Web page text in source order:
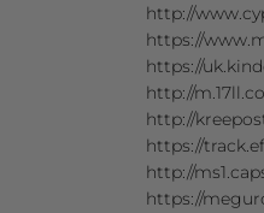
http://
https://
https://
http://
http://
https://
http://
https://